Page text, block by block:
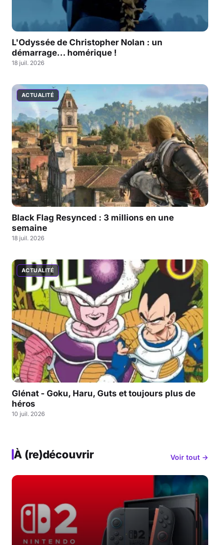
L'Odyssée de Christopher Nolan : un
démarrage... homérique !
18 juil. 2026
ACTUALITÉ
Black Flag Resynced : 3 millions en une
semaine
18 juil. 2026
ACTUALITÉ
Glénat - Goku, Haru, Guts et toujours plus de
héros
10 juil. 2026
À (re)découvrir Voir tout →